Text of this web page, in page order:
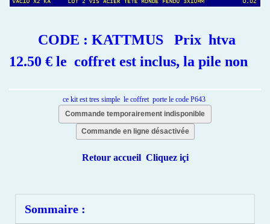
CODE : KATTMUS Prix htva
12.50 € le coffret est inclus, la pile non
ce kit est tres simple le coffret porte le code P643
Commande temporairement indisponible
Commande en ligne désactivée
Retour accueil Cliquez içi
Sommaire :